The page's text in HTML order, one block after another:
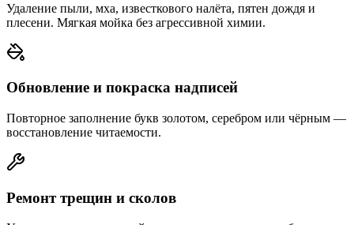
Удаление пыли, мха, известкового налёта, пятен дождя и
плесени. Мягкая мойка без агрессивной химии.
Обновление и покраска надписей
Повторное заполнение букв золотом, серебром или чёрным —
восстановление читаемости.
Ремонт трещин и сколов